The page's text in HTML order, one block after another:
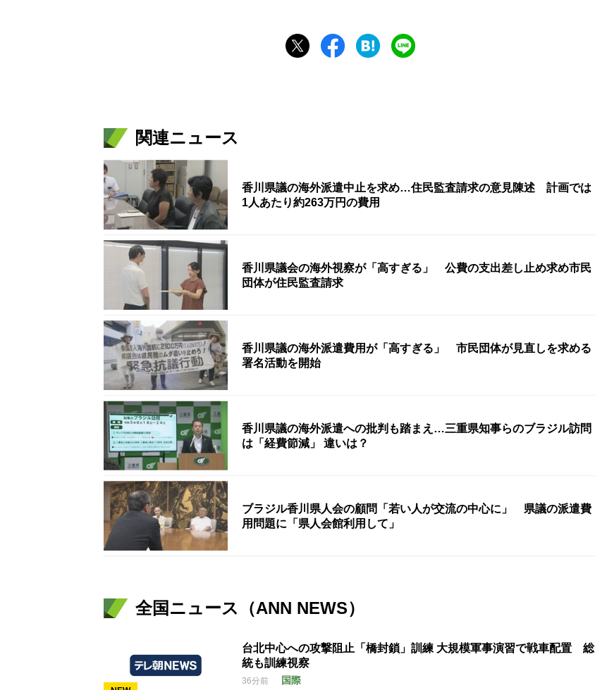
関連ニュース
香川県議の海外派遣中止を求め…住民監査請求の意見陳述 計画では
1人あたり約263万円の費用
香川県議会の海外視察が「高すぎる」 公費の支出差し止め求め市民
団体が住民監査請求
香川県議の海外派遣費用が「高すぎる」 市民団体が見直しを求める
署名活動を開始
香川県議の海外派遣への批判も踏まえ…三重県知事らのブラジル訪問
は「経費節減」 違いは？
ブラジル香川県人会の顧問「若い人が交流の中心に」 県議の派遣費
用問題に「県人会館利用して」
全国ニュース（ANN NEWS）
台北中心への攻撃阻止「橋封鎖」訓練 大規模軍事演習で戦車配置 総
統も訓練視察
36分前 国際